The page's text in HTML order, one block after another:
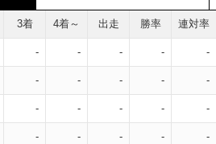
3着 4着～ 出走 勝率 連対率
- - - - -
- - - - -
- - - - -
- - - - -